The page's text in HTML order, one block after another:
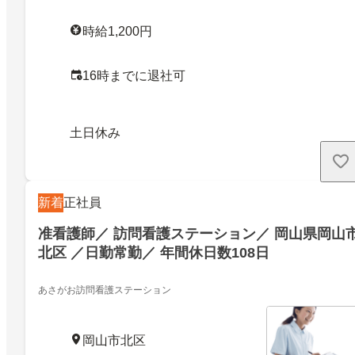
時給1,200円
16時までに退社可
土日休み
新着正社員
准看護師／ 訪問看護ステーション／ 岡山県岡山
北区 ／日勤常勤／ 年間休日数108日
あさがお訪問看護ステーション
岡山市北区